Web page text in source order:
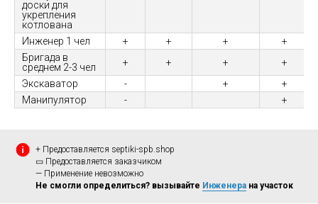
доски для
укрепления
котлована
Инженер 1 чел
+ + +
+
Бригада в
среднем 2-3 чел
+ + +
+
Экскаватор
- +
+
Манипулятор
- +
+ Предоставляется septiki-spb.shop
▭ Предоставляется заказчиком
— Применение невозможно
Не смогли определиться? вызывайте Инженера на участок